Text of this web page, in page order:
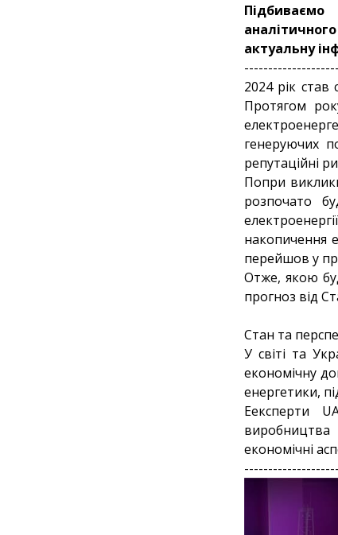
актуальну
2024 рік став
Протягом
генеруючих
репутаційні
Попри
розпочато
накопичення
перейшов у
Отже, якою
прогноз від
Стан та
У світі та
економічну
енергетики,
Еексперти
виробництва
економічні